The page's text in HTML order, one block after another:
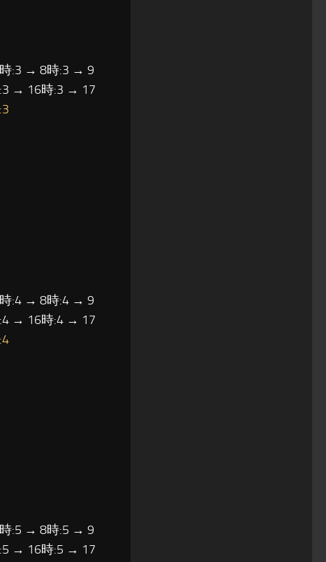
:3 → 8時:3 → 9
→ 16時:3 → 17
:4 → 8時:4 → 9
→ 16時:4 → 17
:5 → 8時:5 → 9
→ 16時:5 → 17